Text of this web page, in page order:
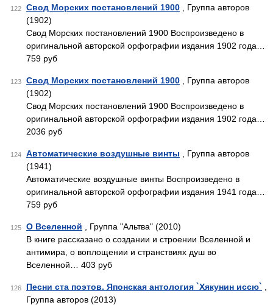
122 Свод Морских постановлений 1900 , Группа авторов
(1902)
Свод Морских постановлений 1900 Воспроизведено в
оригинальной авторской орфографии издания 1902 года…
759 руб
123 Свод Морских постановлений 1900 , Группа авторов
(1902)
Свод Морских постановлений 1900 Воспроизведено в
оригинальной авторской орфографии издания 1902 года…
2036 руб
124 Автоматические воздушные винты , Группа авторов
(1941)
Автоматические воздушные винты Воспроизведено в
оригинальной авторской орфографии издания 1941 года…
759 руб
125 О Вселенной , Группа "Альтва" (2010)
В книге рассказано о создании и строении Вселенной и
антимира, о воплощении и странствиях душ во
Вселенной… 403 руб
126 Песни ста поэтов. Японская антология `Хякунин иссю`
Группа авторов (2013)